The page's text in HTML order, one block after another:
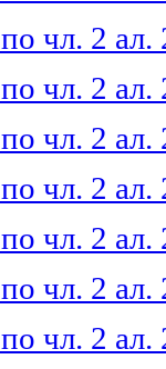
чл. 2 ал.
чл. 2 ал.
чл. 2 ал.
чл. 2 ал.
чл. 2 ал.
чл. 2 ал.
чл. 2 ал.